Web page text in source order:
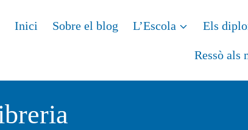
Inici Sobre el blog L’Escola Els
Ressò als